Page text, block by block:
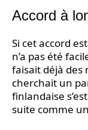
Accord à
Si cet accord
n’a pas été
faisait déjà des
cherchait un
finlandaise
suite comme